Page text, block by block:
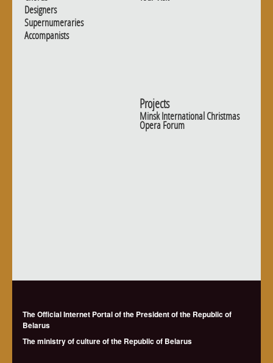
Designers
Supernumeraries
Accompanists
Projects
Minsk International Christmas
Opera Forum
The Official Internet Portal of the President of the Republic of
Belarus
The ministry of culture of the Republic of Belarus